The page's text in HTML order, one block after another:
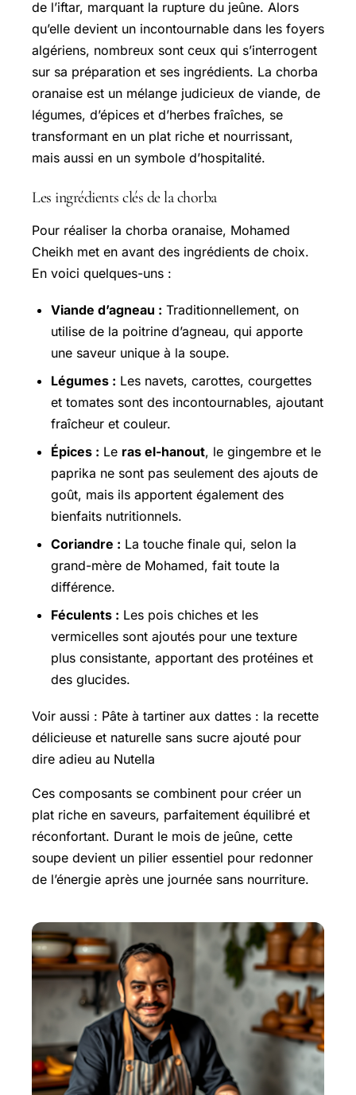
de l’iftar, marquant la rupture du jeûne. Alors
qu’elle devient un incontournable dans les foyers
algériens, nombreux sont ceux qui s’interrogent
sur sa préparation et ses ingrédients. La chorba
oranaise est un mélange judicieux de viande, de
légumes, d’épices et d’herbes fraîches, se
transformant en un plat riche et nourrissant,
mais aussi en un symbole d’hospitalité.
Les ingrédients clés de la chorba
Pour réaliser la chorba oranaise, Mohamed
Cheikh met en avant des ingrédients de choix.
En voici quelques-uns :
Viande d’agneau : Traditionnellement, on
utilise de la poitrine d’agneau, qui apporte
une saveur unique à la soupe.
Légumes : Les navets, carottes, courgettes
et tomates sont des incontournables, ajoutant
fraîcheur et couleur.
Épices : Le ras el-hanout, le gingembre et le
paprika ne sont pas seulement des ajouts de
goût, mais ils apportent également des
bienfaits nutritionnels.
Coriandre : La touche finale qui, selon la
grand-mère de Mohamed, fait toute la
différence.
Féculents : Les pois chiches et les
vermicelles sont ajoutés pour une texture
plus consistante, apportant des protéines et
des glucides.
Voir aussi : Pâte à tartiner aux dattes : la recette
délicieuse et naturelle sans sucre ajouté pour
dire adieu au Nutella
Ces composants se combinent pour créer un
plat riche en saveurs, parfaitement équilibré et
réconfortant. Durant le mois de jeûne, cette
soupe devient un pilier essentiel pour redonner
de l’énergie après une journée sans nourriture.